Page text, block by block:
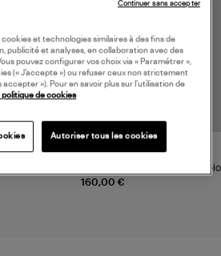
NOUVELLE COLLECTION
160,00 €
SAMSOE SAMSOE
et technologies similaires à des fins de
publicité et analyses, en collaboration avec des
pouvez configurer vos choix via « Paramétrer »,
(« J’accepte ») ou refuser ceux non strictement
»). Pour en savoir plus sur l’utilisation de
de cookies
Autoriser tous les cookies
Continuer sans accepter